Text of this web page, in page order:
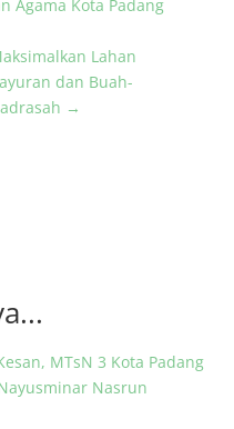
Agama Kota Padang
Lahan
dan Buah-
→